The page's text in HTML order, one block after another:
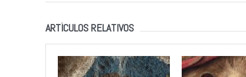
ARTÍCULOS RELATIVOS